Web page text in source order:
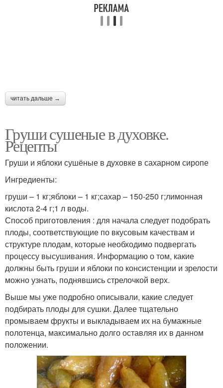
читать дальше →
Груши сушеные в духовке.
Рецепты
Груши и яблоки сушёные в духовке в сахарном сиропе
Ингредиенты:
груши – 1 кг;яблоки – 1 кг;сахар – 150-250 г;лимонная
кислота 2-4 г;1 л воды.
Способ приготовления : для начала следует подобрать
плоды, соответствующие по вкусовым качествам и
структуре плодам, которые необходимо подвергать
процессу высушивания. Информацию о том, какие
должны быть груши и яблоки по консистенции и зрелости
можно узнать, поднявшись стрелочкой верх.
Выше мы уже подробно описывали, какие следует
подбирать плоды для сушки. Далее тщательно
промываем фрукты и выкладываем их на бумажные
полотенца, максимально долго оставляя их в данном
положении.